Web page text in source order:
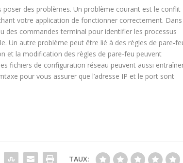
poser des problèmes. Un problème courant est le conflit
votre application de fonctionner correctement. Dans
des commandes terminal pour identifier les processus
Un autre problème peut être lié à des règles de pare-
et la modification des règles de pare-feu peuvent
fichiers de configuration réseau peuvent aussi
pour vous assurer que l’adresse IP et le port sont
TAUX: